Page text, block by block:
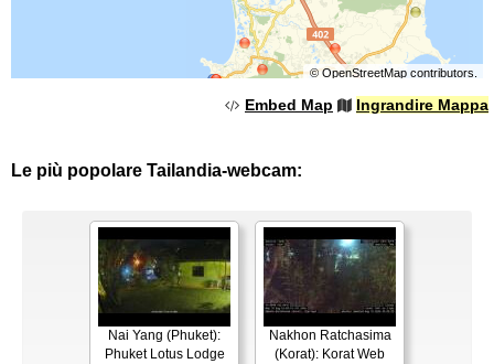
©OpenStreetMapcontributors.
Embed Map Ingrandire Mappa
Le più popolare Tailandia-webcam:
Nai Yang (Phuket):
Phuket Lotus Lodge
Nakhon Ratchasima
(Korat): Korat Web